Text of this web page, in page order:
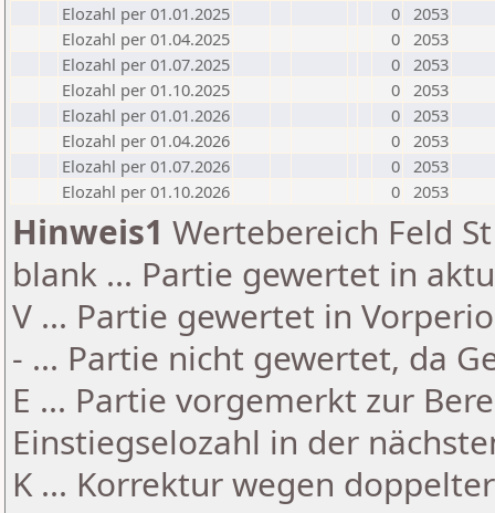
Elozahl per 01.01.2025
0 2053
Elozahl per 01.04.2025
0 2053
Elozahl per 01.07.2025
0 2053
Elozahl per 01.10.2025
0 2053
Elozahl per 01.01.2026
0 2053
Elozahl per 01.04.2026
0 2053
Elozahl per 01.07.2026
0 2053
Elozahl per 01.10.2026
0 2053
Hinweis1 Wertebereich Feld
blank ... Partie gewertet in
V ... Partie gewertet in
- ... Partie nicht gewertet, da
E ... Partie vorgemerkt zur
Einstiegselozahl in der
K ... Korrektur wegen